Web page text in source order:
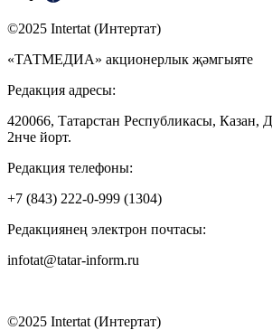
©2025 Intertat (Интертат)
«ТАТМЕДИА» акционерлык җәмгыяте
Редакция адресы:
420066, Татарстан Республикасы, Казан,
2нче йорт.
Редакция телефоны:
+7 (843) 222-0-999 (1304)
Редакциянең электрон почтасы:
infotat@tatar-inform.ru
©2025 Intertat (Интертат)